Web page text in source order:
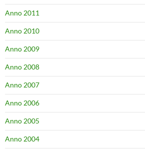
Anno 2011
Anno 2010
Anno 2009
Anno 2008
Anno 2007
Anno 2006
Anno 2005
Anno 2004